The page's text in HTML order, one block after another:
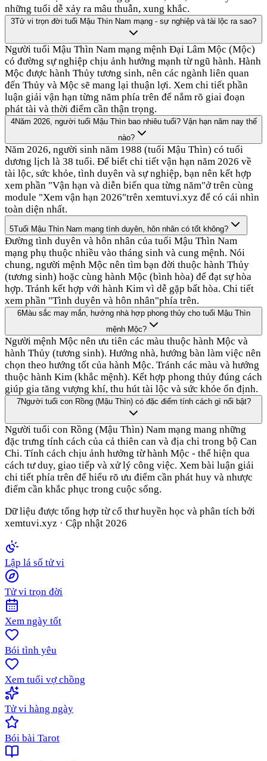
những tuổi dễ xảy ra mâu thuẫn, xung khắc.
3Tử vi trọn đời tuổi Mậu Thìn Nam mạng - sự nghiệp và tài lộc ra sao?
Người tuổi Mậu Thìn Nam mạng mệnh Đại Lâm Mộc (Mộc)
có đường sự nghiệp chịu ảnh hưởng mạnh từ ngũ hành. Hành
Mộc được hành Thủy tương sinh, nên các ngành liên quan
đến Thủy và Mộc sẽ mang lại thuận lợi. Xem chi tiết phần
luận giải vận hạn từng năm phía trên để nắm rõ giai đoạn
phát tài và thời điểm cần thận trọng.
4Năm 2026, người tuổi Mậu Thìn bao nhiêu tuổi? Vận hạn năm nay thế
nào?
Năm 2026, người sinh năm 1988 (tuổi Mậu Thìn) có tuổi
dương lịch là 38 tuổi. Để biết chi tiết vận hạn năm 2026 về
tài lộc, sức khỏe, tình duyên và sự nghiệp, bạn nên kết hợp
xem phần "Vận hạn và diễn biến qua từng năm"ở trên cùng
module "Xem vận hạn 2026"trên xemtuvi.xyz để có cái nhìn
toàn diện nhất.
5Tuổi Mậu Thìn Nam mạng tình duyên, hôn nhân có tốt không?
Đường tình duyên và hôn nhân của tuổi Mậu Thìn Nam
mạng phụ thuộc nhiều vào tháng sinh và cung mệnh. Nói
chung, người mệnh Mộc nên tìm bạn đời thuộc hành Thủy
(tương sinh) hoặc cùng hành Mộc (bình hòa) để đạt sự hòa
hợp. Tránh kết hợp với hành Kim vì dễ gặp bất hòa. Chi tiết
xem phần "Tình duyên và hôn nhân"phía trên.
6Màu sắc may mắn, hướng nhà hợp phong thủy cho tuổi Mậu Thìn
mệnh Mộc?
Người mệnh Mộc nên ưu tiên các màu thuộc hành Mộc và
hành Thủy (tương sinh). Hướng nhà, hướng bàn làm việc nên
chọn theo hướng tốt của hành Mộc. Tránh các màu và hướng
thuộc hành Kim (khắc mệnh). Kết hợp phong thủy đúng cách
giúp gia tăng vượng khí, thu hút tài lộc và sức khỏe ổn định.
7Người tuổi con Rồng (Mậu Thìn) có đặc điểm tính cách gì nổi bật?
Người tuổi con Rồng (Mậu Thìn) Nam mạng mang những
đặc trưng tính cách của cả thiên can và địa chi trong bộ Can
Chi. Tính cách chịu ảnh hưởng từ hành Mộc - thể hiện qua
cách tư duy, giao tiếp và xử lý công việc. Xem bài luận giải
chi tiết phía trên để hiểu rõ ưu điểm cần phát huy và nhược
điểm cần khắc phục trong cuộc sống.
Dữ liệu được tổng hợp từ cổ thư huyền học và phân tích bởi
xemtuvi.xyz · Cập nhật 2026
Lập lá số tử vi
Tử vi trọn đời
Xem ngày tốt
Bói tình yêu
Xem tuổi vợ chồng
Tử vi hàng ngày
Bói bài Tarot